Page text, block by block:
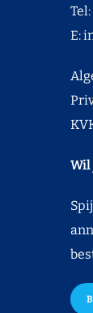
E:
Wil